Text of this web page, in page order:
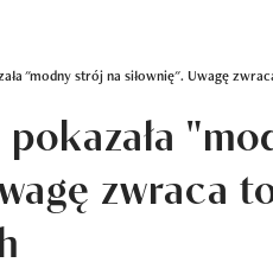
"modny strój na siłownię". Uwagę
zwraca